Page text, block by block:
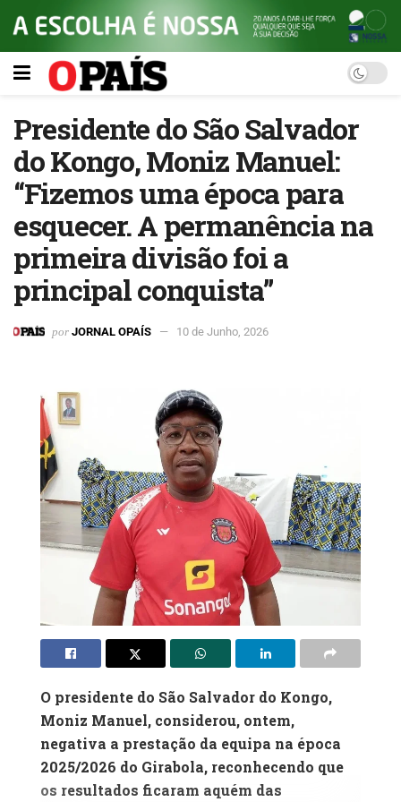
Presidente do São Salvador
do Kongo, Moniz Manuel:
“Fizemos uma época para
esquecer. A permanência na
primeira divisão foi a
principal conquista”
por JORNAL OPAÍS 10 de Junho, 2026
O presidente do São Salvador do Kongo,
Moniz Manuel, considerou, ontem,
negativa a prestação da equipa na época
2025/2026 do Girabola, reconhecendo que
os resultados ficaram aquém das